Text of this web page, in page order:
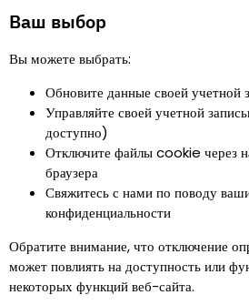
Ваш выбор
Вы можете выбрать:
Обновите данные своей учетной
Управляйте своей учетной
доступно)
Отключите файлы cookie через
браузера
Свяжитесь с нами по поводу
конфиденциальности
Обратите внимание, что отключение
может повлиять на доступность или
некоторых функций веб-сайта.